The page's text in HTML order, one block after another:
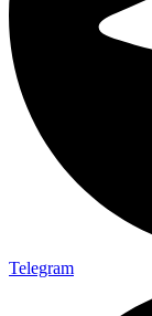
Telegram